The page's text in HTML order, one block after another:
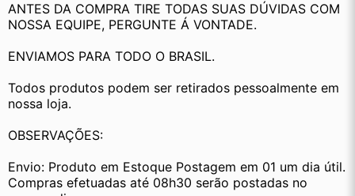
ANTES DA COMPRA TIRE TODAS SUAS DÚVIDAS COM
NOSSA EQUIPE, PERGUNTE Á VONTADE.
ENVIAMOS PARA TODO O BRASIL.
Todos produtos podem ser retirados pessoalmente em
nossa loja.
OBSERVAÇÕES:
Envio: Produto em Estoque Postagem em 01 um dia útil.
Compras efetuadas até 08h30 serão postadas no